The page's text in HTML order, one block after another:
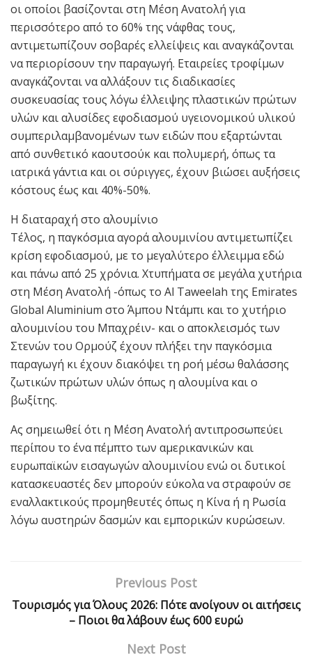
οι οποίοι βασίζονται στη Μέση Ανατολή για
περισσότερο από το 60% της νάφθας τους,
αντιμετωπίζουν σοβαρές ελλείψεις και αναγκάζονται
να περιορίσουν την παραγωγή. Εταιρείες τροφίμων
αναγκάζονται να αλλάξουν τις διαδικασίες
συσκευασίας τους λόγω έλλειψης πλαστικών πρώτων
υλών και αλυσίδες εφοδιασμού υγειονομικού υλικού
συμπεριλαμβανομένων των ειδών που εξαρτώνται
από συνθετικό καουτσούκ και πολυμερή, όπως τα
ιατρικά γάντια και οι σύριγγες, έχουν βιώσει αυξήσεις
κόστους έως και 40%-50%.
Η διαταραχή στο αλουμίνιο
Τέλος, η παγκόσμια αγορά αλουμινίου αντιμετωπίζει
κρίση εφοδιασμού, με το μεγαλύτερο έλλειμμα εδώ
και πάνω από 25 χρόνια. Χτυπήματα σε μεγάλα χυτήρια
στη Μέση Ανατολή -όπως το Al Taweelah της Emirates
Global Aluminium στο Άμπου Ντάμπι και το χυτήριο
αλουμινίου του Μπαχρέιν- και ο αποκλεισμός των
Στενών του Ορμούζ έχουν πλήξει την παγκόσμια
παραγωγή κι έχουν διακόψει τη ροή μέσω θαλάσσης
ζωτικών πρώτων υλών όπως η αλουμίνα και ο
βωξίτης.
Ας σημειωθεί ότι η Μέση Ανατολή αντιπροσωπεύει
περίπου το ένα πέμπτο των αμερικανικών και
ευρωπαϊκών εισαγωγών αλουμινίου ενώ οι δυτικοί
κατασκευαστές δεν μπορούν εύκολα να στραφούν σε
εναλλακτικούς προμηθευτές όπως η Κίνα ή η Ρωσία
λόγω αυστηρών δασμών και εμπορικών κυρώσεων.
Previous Post
Τουρισμός για Όλους 2026: Πότε ανοίγουν οι αιτήσεις
– Ποιοι θα λάβουν έως 600 ευρώ
Next Post